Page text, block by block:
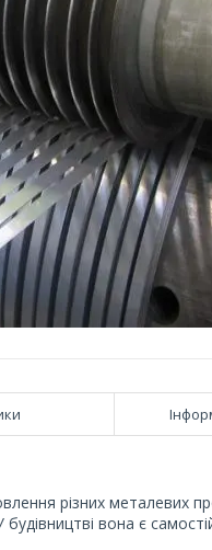
різних металевих
вона є